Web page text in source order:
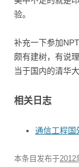
验。
补充一下参加
颇有建树，有说
当于国内的清华
相关日志
通信工程国
本条目发布于2012